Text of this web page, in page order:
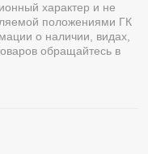
характер и не
положениями ГК
о наличии, видах,
обращайтесь в